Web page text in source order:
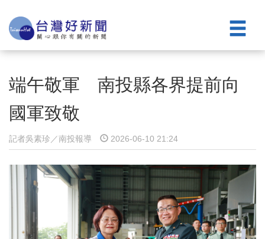
端午敬軍 南投縣各界提前向
國軍致敬
記者吳素珍／南投報導 2026-06-10 21:24